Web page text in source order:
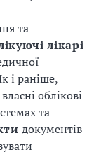
та
лікарі
і раніше,
облікові
та
документів